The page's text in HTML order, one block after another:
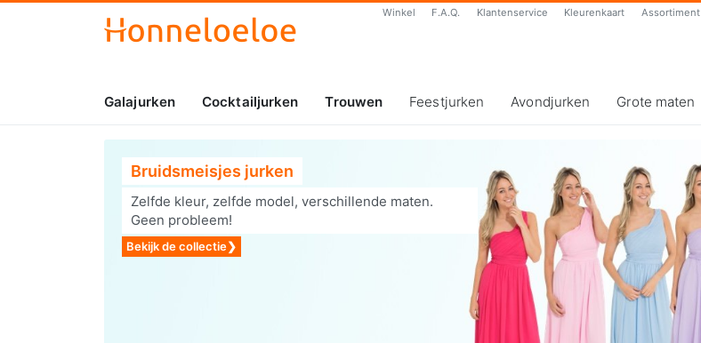
Winkel F.A.Q. Klantenservice Kleurenkaart Assortiment
Galajurken Cocktailjurken Trouwen Feestjurken Avondjurken Grote maten
Bruidsmeisjes jurken
Zelfde kleur, zelfde model, verschillende maten.
Geen probleem!
Bekijk de collectie❯